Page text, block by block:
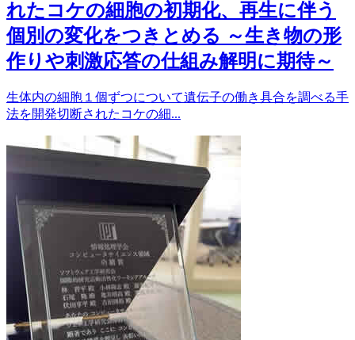
れたコケの細胞の初期化、再生に伴う
個別の変化をつきとめる ～生き物の形
作りや刺激応答の仕組み解明に期待～
生体内の細胞１個ずつについて遺伝子の働き具合を調べる手
法を開発切断されたコケの細...